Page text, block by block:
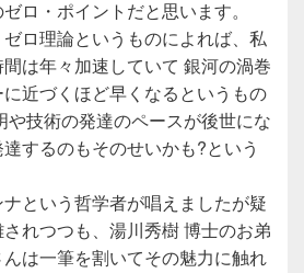
ロ・ポイントだと思います。
ロ理論というものによれば、私
は年々加速していて 銀河の渦巻
近づくほど早くなるというもの
や技術の発達のペースが後世にな
するのもそのせいかも?という
という哲学者が唱えましたが疑
れつつも、湯川秀樹 博士のお弟
は一筆を割いてその魅力に触れ